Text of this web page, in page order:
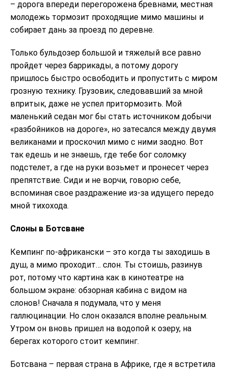
– дорога впереди перегорожена бревнами, местная
молодежь тормозит проходящие мимо машины и
собирает дань за проезд по деревне.
Только бульдозер большой и тяжелый все равно
пройдет через баррикады, а потому дорогу
пришлось быстро освободить и пропустить с миром
грозную технику. Грузовик, следовавший за мной
впритык, даже не успел притормозить. Мой
маленький седан мог бы стать источником добычи
«разбойников на дороге», но затесался между двумя
великанами и проскочил мимо с ними заодно. Вот
так едешь и не знаешь, где тебе бог соломку
подстелет, а где на руки возьмет и пронесет через
препятствие. Сиди и не ворчи, говорю себе,
вспоминая свое раздражение из-за идущего передо
мной тихохода.
Слоны в Ботсване
Кемпинг по-африкански – это когда ты заходишь в
душ, а мимо проходит… слон. Ты стоишь, разинув
рот, потому что картина как в кинотеатре на
большом экране: обзорная кабина с видом на
слонов! Сначала я подумала, что у меня
галлюцинации. Но слон оказался вполне реальным.
Утром он вновь пришел на водопой к озеру, на
берегах которого стоит кемпинг.
Ботсвана – первая страна в Африке, где я встретила